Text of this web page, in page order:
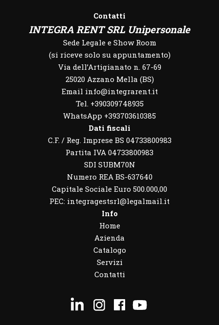
Contatti
INTEGRA RENT SRL Unipersonale
Sede Legale e Show Room
(si riceve solo su appuntamento)
Via dell’Artigianato n. 67-69
25020 Azzano Mella (BS)
Email info@integrarent.it
Tel. +390309748935
WhatsApp +393703610385
Dati fiscali
C.F. / Reg. Imprese BS 04733800983
Partita IVA 04733800983
SDI SUBM70N
Numero REA BS-637640
Capitale Sociale Euro 500.000,00
PEC: integragestsrl@legalmail.it
Info
Home
Azienda
Catalogo
Servizi
Contatti